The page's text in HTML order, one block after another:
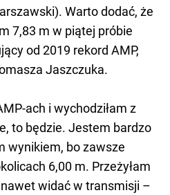
Warto dodać, że
7,83 m w piątej próbie
od 2019 rekord AMP,
Jaszczuka.
ach i wychodziłam z
to będzie. Jestem bardzo
wynikiem, bo zawsze
6,00 m. Przeżyłam
nawet widać w transmisji –